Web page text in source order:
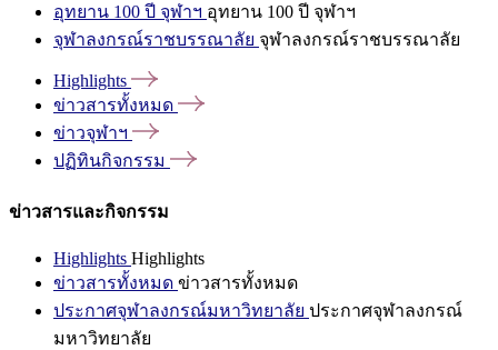
อุทยาน 100 ปี จุฬาฯ อุทยาน 100 ปี จุฬาฯ
จุฬาลงกรณ์ราชบรรณาลัย จุฬาลงกรณ์ราชบรรณาลัย
Highlights
ข่าวสารทั้งหมด
ข่าวจุฬาฯ
ปฏิทินกิจกรรม
ข่าวสารและกิจกรรม
Highlights Highlights
ข่าวสารทั้งหมด ข่าวสารทั้งหมด
ประกาศจุฬาลงกรณ์มหาวิทยาลัย ประกาศจุฬาลงกรณ์
มหาวิทยาลัย